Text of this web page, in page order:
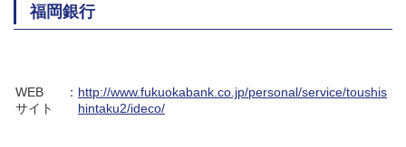
福岡銀行
WEB
サイト
： http://www.fukuokabank.co.jp/personal/service/toushis
hintaku2/ideco/